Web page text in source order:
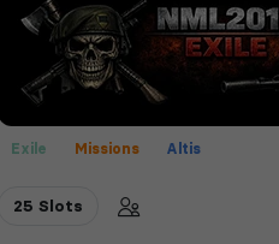
Exile Missions Altis
25 Slots